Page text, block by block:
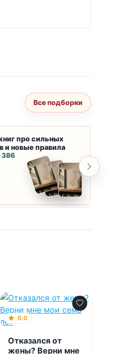
Все подборки
про сильных
и новые правила
386
0.0
Отказался от
жены? Верни мне